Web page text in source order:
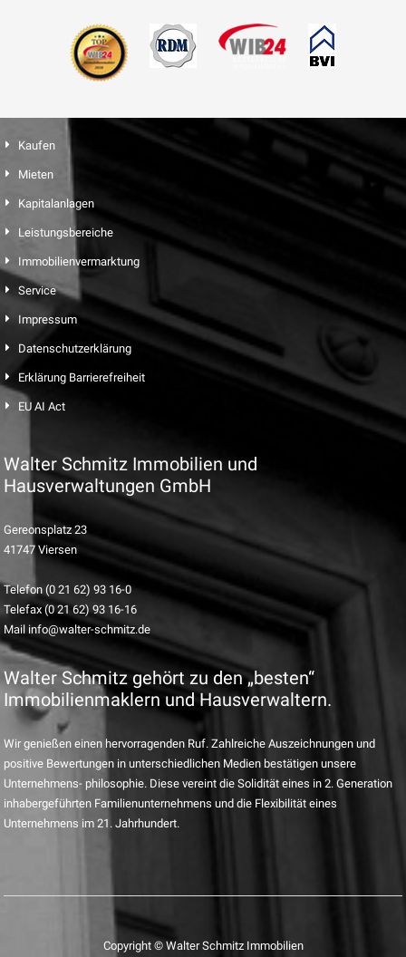
Kaufen
Mieten
Kapitalanlagen
Leistungsbereiche
Immobilienvermarktung
Service
Impressum
Datenschutzerklärung
Erklärung Barrierefreiheit
EU AI Act
Walter Schmitz Immobilien und
Hausverwaltungen GmbH
Gereonsplatz 23
41747 Viersen
Telefon (0 21 62) 93 16-0
Telefax (0 21 62) 93 16-16
Mail info@walter-schmitz.de
Walter Schmitz gehört zu den „besten“
Immobilienmaklern und Hausverwaltern.
Wir genießen einen hervorragenden Ruf. Zahlreiche Auszeichnungen und
positive Bewertungen in unterschiedlichen Medien bestätigen unsere
Unternehmens- philosophie. Diese vereint die Solidität eines in 2. Generation
inhabergeführten Familienunternehmens und die Flexibilität eines
Unternehmens im 21. Jahrhundert.
Copyright © Walter Schmitz Immobilien